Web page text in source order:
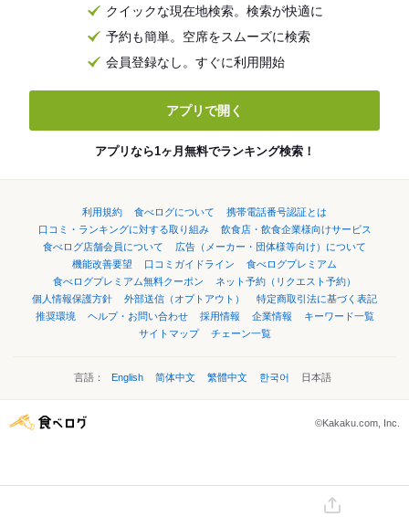
クイックな現在地検索。検索が快適に
予約も簡単。空席をスムーズに検索
会員登録なし。すぐに利用開始
アプリで開く
アプリなら1ヶ月無料でランキング検索！
利用規約 食べログについて
携帯電話番号認証とは
口コミ・ランキングに対する取り組み
飲食店・飲食企業様向けサービス
食べログ店舗会員について
広告（メーカー・団体様等向け）について
機能改善要望
口コミガイドライン
食べログプレミアム
食べログプレミアム無料クーポン
ネット予約（リクエスト予約）
個人情報保護方針
外部送信（オプトアウト）
特定商取引法に基づく表記
推奨環境
ヘルプ・お問い合わせ 採用情報 企業情報
キーワード一覧
サイトマップ
チェーン一覧
言語： English 简体中文 繁體中文 한국어 日本語
©Kakaku.com, Inc.